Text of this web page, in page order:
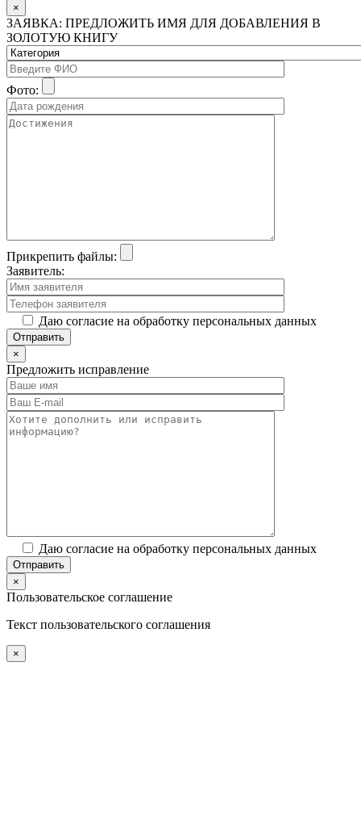
×
ЗАЯВКА: ПРЕДЛОЖИТЬ ИМЯ ДЛЯ ДОБАВЛЕНИЯ В
ЗОЛОТУЮ КНИГУ
Фото:
Прикрепить файлы:
Заявитель:
Даю согласие на обработку персональных данных
×
Предложить исправление
Даю согласие на обработку персональных данных
×
Пользовательское соглашение
Текст пользовательского соглашения
×